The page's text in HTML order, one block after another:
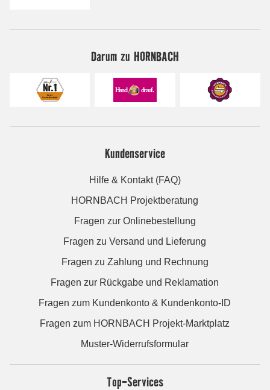
Darum zu HORNBACH
Kundenservice
Hilfe & Kontakt (FAQ)
HORNBACH Projektberatung
Fragen zur Onlinebestellung
Fragen zu Versand und Lieferung
Fragen zu Zahlung und Rechnung
Fragen zur Rückgabe und Reklamation
Fragen zum Kundenkonto & Kundenkonto-ID
Fragen zum HORNBACH Projekt-Marktplatz
Muster-Widerrufsformular
Top-Services